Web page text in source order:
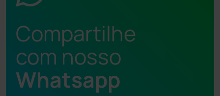
Compartilhe
com nosso
Whatsapp